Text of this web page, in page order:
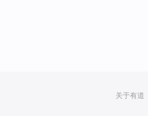
关于有道